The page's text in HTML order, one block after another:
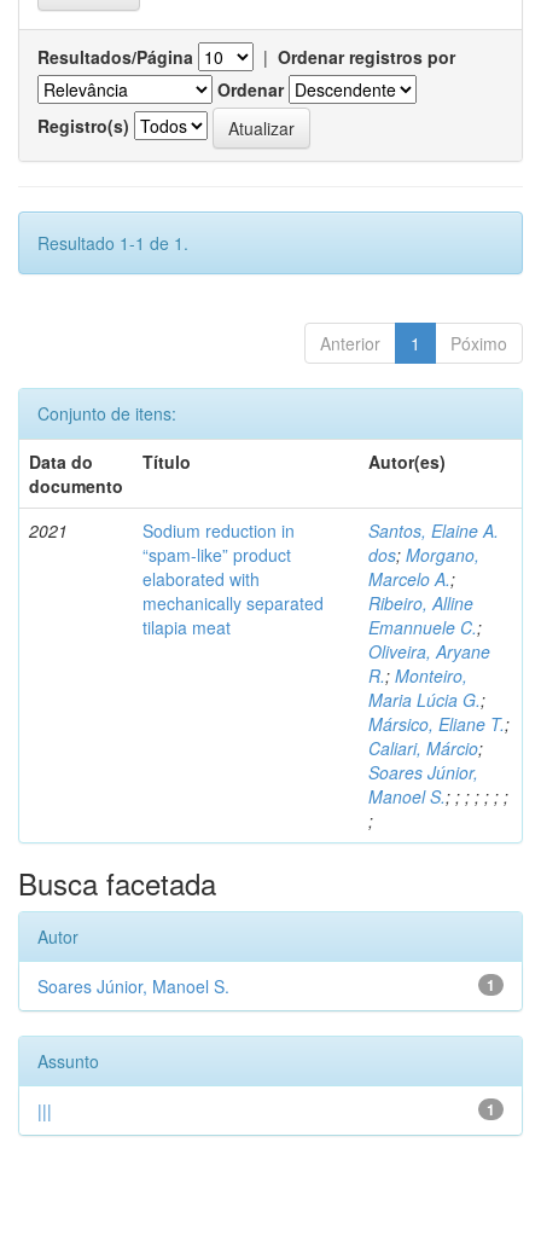
Resultados/Página | Ordenar registros por
Ordenar
Registro(s)
Resultado 1-1 de 1.
Anterior 1 Póximo
Conjunto de itens:
Data do
documento
Título Autor(es)
2021
Sodium reduction in
“spam-like” product
elaborated with
mechanically separated
tilapia meat
Santos, Elaine A.
dos; Morgano,
Marcelo A.;
Ribeiro, Alline
Emannuele C.;
Oliveira, Aryane
R.; Monteiro,
Maria Lúcia G.;
Mársico, Eliane T.;
Caliari, Márcio;
Soares Júnior,
Manoel S.; ; ; ; ; ; ;
;
Busca facetada
Autor
1
Soares Júnior, Manoel S.
Assunto
1
|||